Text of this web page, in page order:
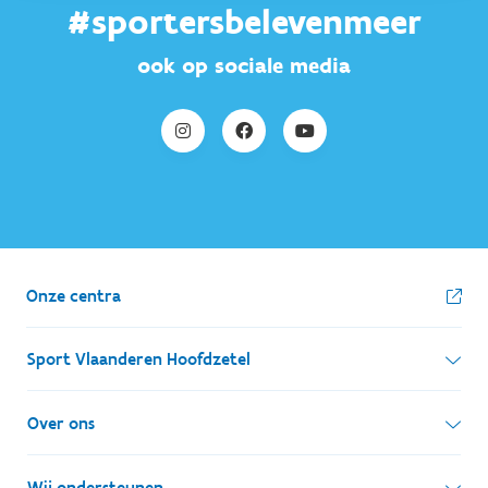
#sportersbelevenmeer
ook op sociale media
Onze centra
Sport Vlaanderen Hoofdzetel
Simon Bolivarlaan 17
1000 Brussel
Over ons
Wie zijn we, wat doen we